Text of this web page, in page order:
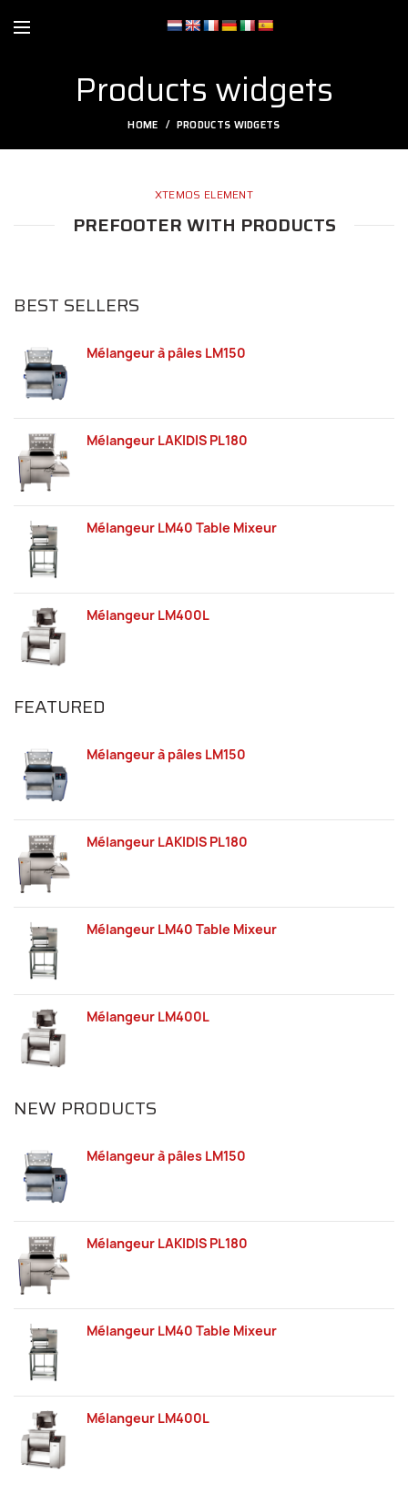
Products widgets
HOME PRODUCTS WIDGETS
XTEMOS ELEMENT
PREFOOTER WITH PRODUCTS
BEST SELLERS
Mélangeur à pâles LM150
Mélangeur LAKIDIS PL180
Mélangeur LM40 Table Mixeur
Mélangeur LM400L
FEATURED
Mélangeur à pâles LM150
Mélangeur LAKIDIS PL180
Mélangeur LM40 Table Mixeur
Mélangeur LM400L
NEW PRODUCTS
Mélangeur à pâles LM150
Mélangeur LAKIDIS PL180
Mélangeur LM40 Table Mixeur
Mélangeur LM400L